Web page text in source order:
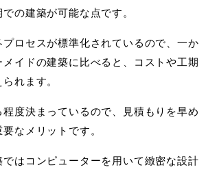
の建築が可能な点です。
ロセスが標準化されているので、一か
イドの建築に比べると、コストや工期
れます。
度決まっているので、見積もりを早め
なメリットです。
ではコンピューターを用いて緻密な設計